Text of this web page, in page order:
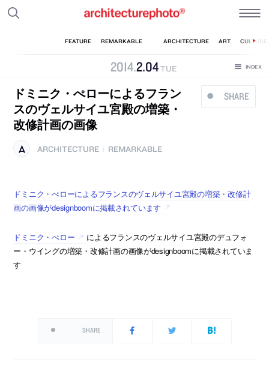
2014.2.04TUE
SHARE
ドミニク・ぺローによるフラン
スのヴェルサイユ宮殿の増築・
改修計画の画像
ARCHITECTURE REMARKABLE
ドミニク・ぺローによるフランスのヴェルサイユ宮殿の増築・改修計
画の画像がdesignboomに掲載されています
ドミニク・ぺロー
によるフランスのヴェルサイユ宮殿のデュフォ
ー・ウイングの増築・改修計画の画像がdesignboomに掲載されていま
す
SHARE